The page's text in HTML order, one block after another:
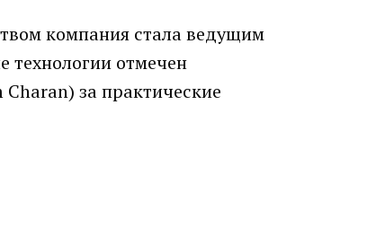
компания стала ведущим
технологии отмечен
за практические